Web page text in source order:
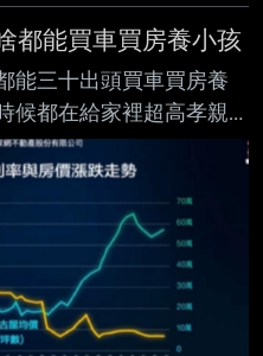
都能買車買房養小孩
能三十出頭買車買房養
候都在給家裡超高孝親
身上根本都沒啥存款 然
十多歲投資出遊都對他
在負擔更大的年代 他們
自己出國都能負擔 為啥
很多也不是真的薪水超
餘力投資消費呢 看現在
的有一樣餘裕的明顯比當